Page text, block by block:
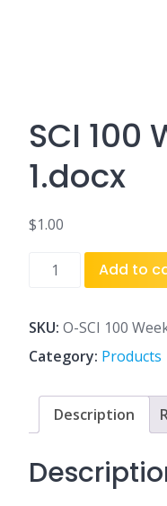
SCI 100
1.docx
$1.00
4
DQ
1.docx
quantity
Add to
SKU: O-SCI 100
Category: Products
Description